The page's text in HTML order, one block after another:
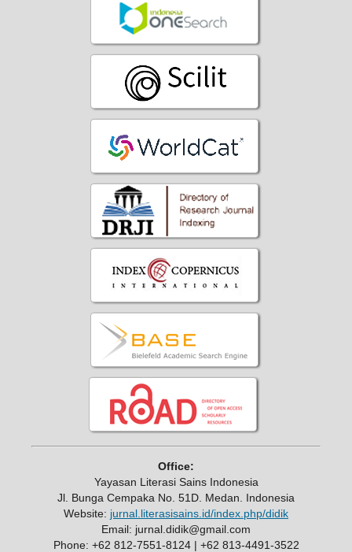
Office:
Yayasan Literasi Sains Indonesia
Jl. Bunga Cempaka No. 51D. Medan. Indonesia
Website: jurnal.literasisains.id/index.php/didik
Email: jurnal.didik@gmail.com
Phone: +62 812-7551-8124 | +62 813-4491-3522